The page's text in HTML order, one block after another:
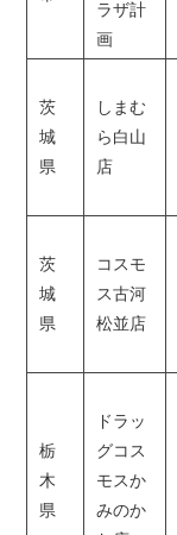
ラザ計
画
茨
城
県
しまむ
ら白山
店
茨
城
県
コスモ
ス古河
松並店
栃
木
県
ドラッ
グコス
モスか
みのか